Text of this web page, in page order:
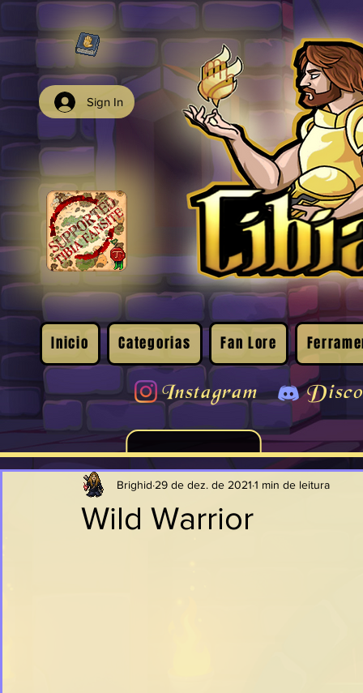
Sign In
Inicio Categorias Fan Lore
Instagram
Wild Warrior
Brighid 29 de dez. de 2021 1 min de leitura